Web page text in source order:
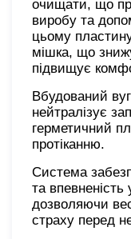
очищати, що
виробу та
цьому
мішка, що
підвищує
Вбудований
нейтралізує
герметичний
протіканню.
Система
та
дозволяючи
страху перед